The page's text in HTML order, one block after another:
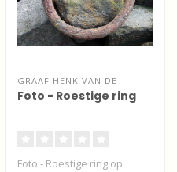
GRAAF HENK VAN DE
Foto - Roestige ring
Foto - Roestige ring op